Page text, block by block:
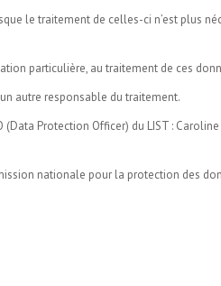
le traitement de celles-ci n’est plus
particulière, au traitement de ces
autre responsable du traitement.
Protection Officer) du LIST :
nationale pour la protection des